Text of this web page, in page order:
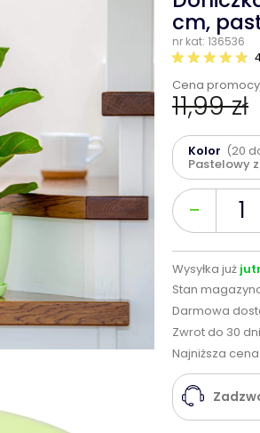
cm,
nr kat: 136536
Cena
11,99 zł
Kolor (20
Pastelowy
-
Ilość
Wysyłka już
Stan
Darmowa
Zwrot do 30 dni
Najniższa